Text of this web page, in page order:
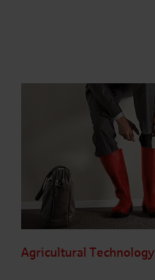
Agricultural Technology